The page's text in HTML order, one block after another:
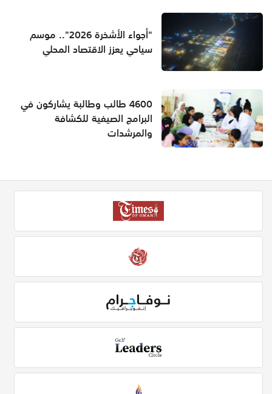
"أجواء الأشخرة 2026".. موسم
سياحي يعزز الاقتصاد المحلي
4600 طالب وطالبة يشاركون في
البرامج الصيفية للكشافة
والمرشدات